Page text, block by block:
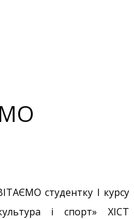
студентку І курсу
і спорт» ХІСТ